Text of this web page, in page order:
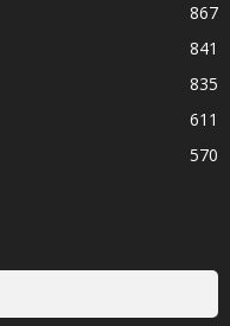
867
841
835
611
570